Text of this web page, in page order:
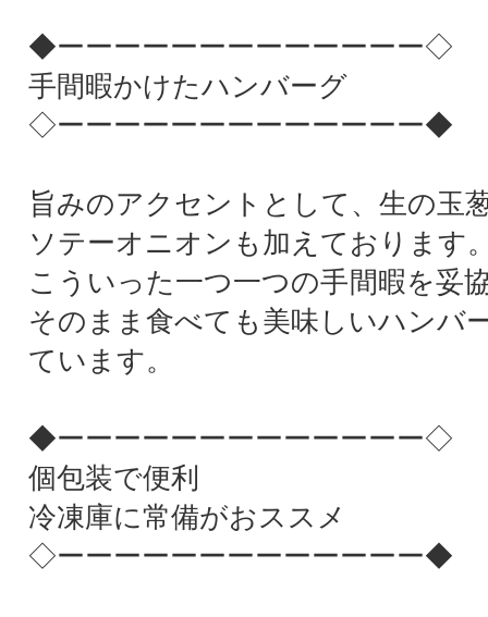
◆ーーーーーーーーーーーーー◇
手間暇かけたハンバーグ
◇ーーーーーーーーーーーーー◆
旨みのアクセントとして、生の玉
ソテーオニオンも加えております
こういった一つ一つの手間暇を妥
そのまま食べても美味しいハンバ
ています。
◆ーーーーーーーーーーーーー◇
個包装で便利
冷凍庫に常備がおススメ
◇ーーーーーーーーーーーーー◆